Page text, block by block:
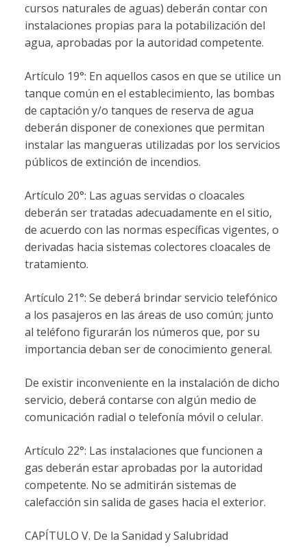
cursos naturales de aguas) deberán contar con
instalaciones propias para la potabilización del
agua, aprobadas por la autoridad competente.
Artículo 19°: En aquellos casos en que se utilice un
tanque común en el establecimiento, las bombas
de captación y/o tanques de reserva de agua
deberán disponer de conexiones que permitan
instalar las mangueras utilizadas por los servicios
públicos de extinción de incendios.
Artículo 20°: Las aguas servidas o cloacales
deberán ser tratadas adecuadamente en el sitio,
de acuerdo con las normas específicas vigentes, o
derivadas hacia sistemas colectores cloacales de
tratamiento.
Artículo 21°: Se deberá brindar servicio telefónico
a los pasajeros en las áreas de uso común; junto
al teléfono figurarán los números que, por su
importancia deban ser de conocimiento general.
De existir inconveniente en la instalación de dicho
servicio, deberá contarse con algún medio de
comunicación radial o telefonía móvil o celular.
Artículo 22°: Las instalaciones que funcionen a
gas deberán estar aprobadas por la autoridad
competente. No se admitirán sistemas de
calefacción sin salida de gases hacia el exterior.
CAPÍTULO V. De la Sanidad y Salubridad